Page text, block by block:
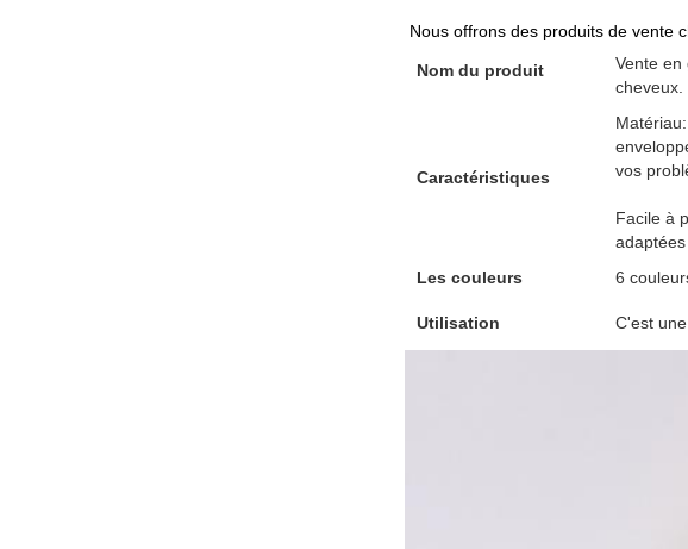
Nous offrons des produits de vente
Nom du produit
Vente en
cheveux.
Caractéristiques
vos
Facile à
Les couleurs
6
Utilisation C'est